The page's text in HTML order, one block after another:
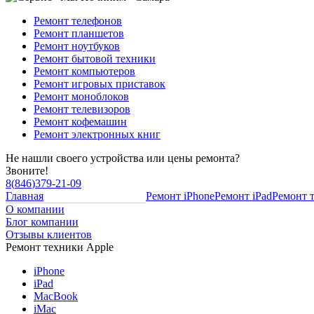
Ремонт телефонов
Ремонт планшетов
Ремонт ноутбуков
Ремонт бытовой техники
Ремонт компьютеров
Ремонт игровых приставок
Ремонт моноблоков
Ремонт телевизоров
Ремонт кофемашин
Ремонт электронных книг
Не нашли своего устройства или цены ремонта?
Звоните!
8(846)379-21-09
Главная
О компании
Блог компании
Отзывы клиентов
Ремонт iPhoneРемонт iPadРемонт
Ремонт техники Apple
iPhone
iPad
MacBook
iMac